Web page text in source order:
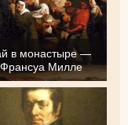
в монастыре —
Милле